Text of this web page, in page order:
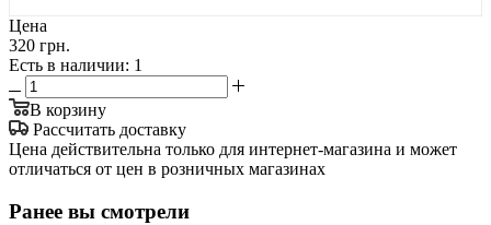
Цена
320 грн.
Есть в наличии: 1
В корзину
Рассчитать доставку
Цена действительна только для интернет-магазина и может
отличаться от цен в розничных магазинах
Ранее вы смотрели